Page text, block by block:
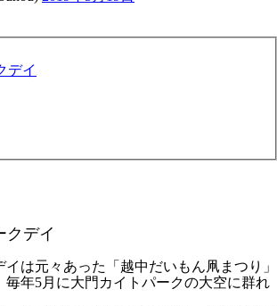
デイ
クデイ
は元々あった「越中だいもん凧まつり」
毎年5月に大門カイトパークの大空に群れ